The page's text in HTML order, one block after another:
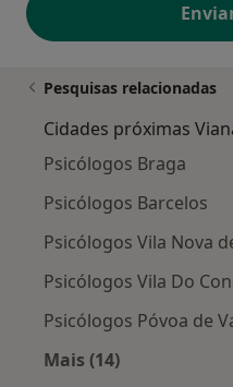
Pesquisas relacionadas
Cidades próximas
Psicólogos Braga
Psicólogos Barcelos
Psicólogos Vila Nova
Psicólogos Vila Do
Psicólogos Póvoa de
Mais (14)